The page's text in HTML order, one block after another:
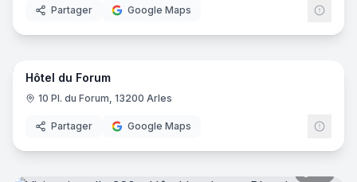
Partager Google Maps
16
Hôtel du Forum
10 Pl. du Forum, 13200 Arles
Partager Google Maps